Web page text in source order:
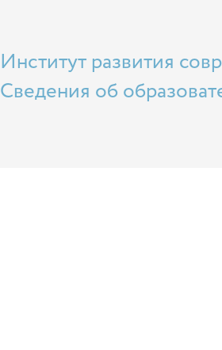
Институт развития
Сведения об